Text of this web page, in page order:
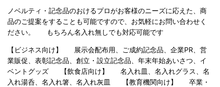
ノベルティ・記念品のおけるプロがお客様のニーズに応えた、商
品のご提案をすることも可能ですので、お気軽にお問い合わせく
ださい。 もちろん名入れ無しでも対応可能です
【ビジネス向け】 展示会配布用、ご成約記念品、企業PR、営
業販促、表彰記念品、創立・設立記念品、年末年始あいさつ、イ
ベントグッズ 【飲食店向け】 名入れ皿、名入れグラス、名
入れ湯呑、名入れ箸、名入れ灰皿 【教育機関向け】 卒業・